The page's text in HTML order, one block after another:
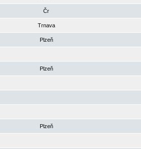
Čr
Trnava
Plzeň
Plzeň
Plzeň